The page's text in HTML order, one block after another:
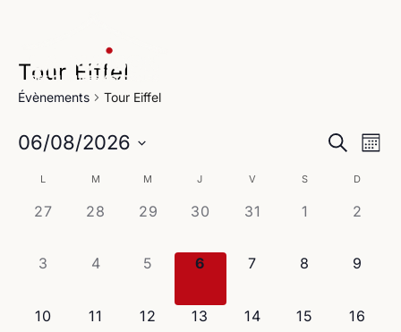
Tour Eiffel
Évènements Tour Eiffel
vues
Recherche
Mois
06/08/2026
date.
Calendrier
de
Évènements
L M M J V S D
0
27
0
28
0
29
0
30
0
31
0
1
0
2
0
3
0
4
0
5
0
6
0
7
0
8
0
9
0
10
0
11
0
12
0
13
0
14
0
15
0
16